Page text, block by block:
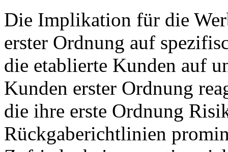
Die Implikation für die
erster Ordnung auf
die etablierte Kunden auf
Kunden erster Ordnung
die ihre erste Ordnung
Rückgaberichtlinien